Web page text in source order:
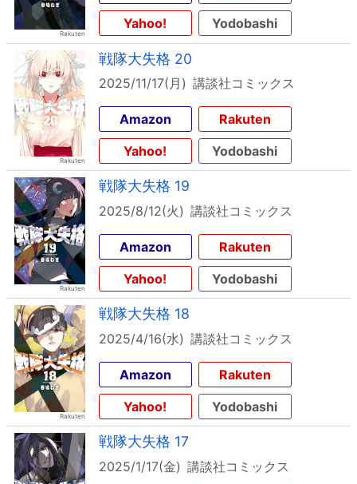
Yahoo!
Yodobashi
戦隊大失格 20
2025/11/17(月) 講談社コミックス
Amazon
Rakuten
Yahoo!
Yodobashi
戦隊大失格 19
2025/8/12(火) 講談社コミックス
Amazon
Rakuten
Yahoo!
Yodobashi
戦隊大失格 18
2025/4/16(水) 講談社コミックス
Amazon
Rakuten
Yahoo!
Yodobashi
戦隊大失格 17
2025/1/17(金) 講談社コミックス